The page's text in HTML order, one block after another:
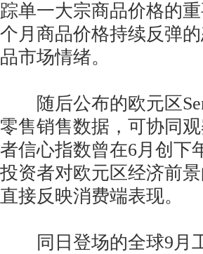
踪单一大宗商品价格的
个月商品价格持续反弹
品市场情绪。
随后公布的欧元区
零售销售数据，可协同
者信心指数曾在6月创下
投资者对欧元区经济前
直接反映消费端表现。
同日登场的全球9月